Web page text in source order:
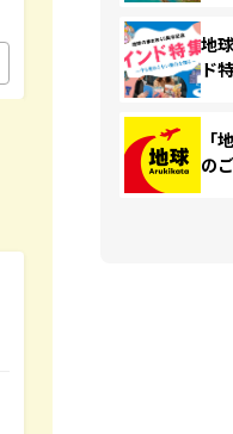
地
ド
「
の